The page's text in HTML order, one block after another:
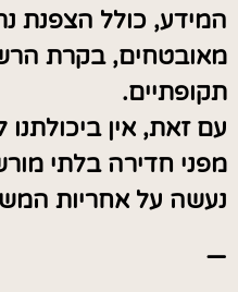
המידע, כולל הצפנת
מאובטחים, בקרת
תקופתיים.
עם זאת, אין
מפני חדירה בלתי
נעשה על אחריות
—